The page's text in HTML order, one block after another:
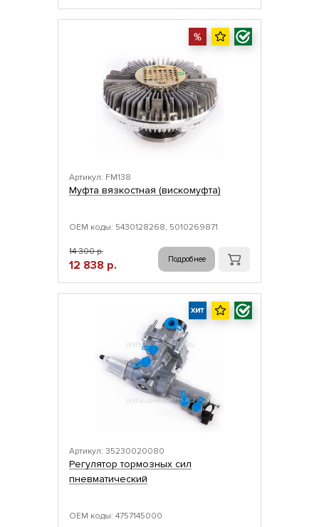
Артикул: FM138
Муфта вязкостная (вискомуфта)
ОЕМ коды: 5430128268, 5010269871
14 300 р.
12 838 р. Подробнее
Артикул: 35230020080
Регулятор тормозных сил
пневматический
ОЕМ коды: 4757145000